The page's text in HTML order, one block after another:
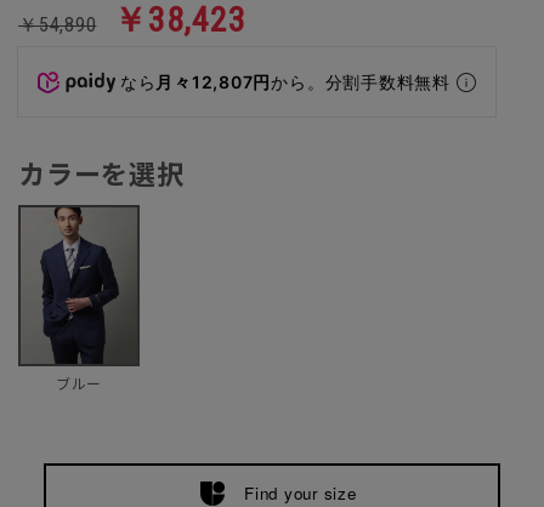
￥54,890 ￥38,423
なら 月々12,807円から。分割手数料無料
カラーを選択
ブルー
Find your size